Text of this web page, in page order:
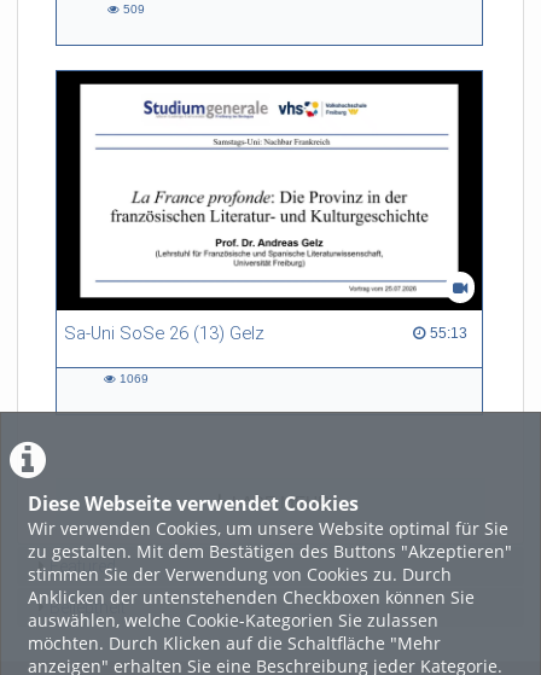
Diese Webseite verwendet Cookies
Wir verwenden Cookies, um unsere Website optimal für Sie
zu gestalten. Mit dem Bestätigen des Buttons "Akzeptieren"
stimmen Sie der Verwendung von Cookies zu. Durch
Anklicken der untenstehenden Checkboxen können Sie
auswählen, welche Cookie-Kategorien Sie zulassen
möchten. Durch Klicken auf die Schaltfläche "Mehr
anzeigen" erhalten Sie eine Beschreibung jeder Kategorie.
509
Sa-Uni SoSe 26 (13) Gelz 55:13
55:13 duration
1069
LADE MEHR
Featured
Beliebtheit